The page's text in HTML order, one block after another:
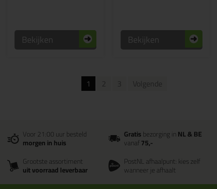
Bekijken Bekijken
1 2 3 Volgende
Voor 21:00 uur besteld
morgen in huis
Gratisbezorging inNL & BE
vanaf75,-
Grootste assortiment
uit voorraad leverbaar
PostNL afhaalpunt: kies zelf
wanneer je afhaalt